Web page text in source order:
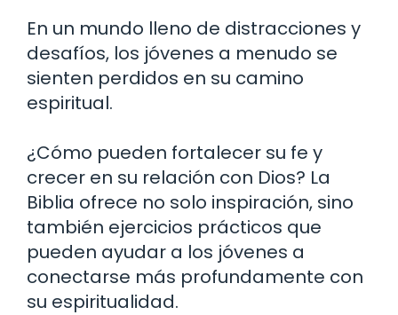
En un mundo lleno de distracciones y
desafíos, los jóvenes a menudo se
sienten perdidos en su camino
espiritual.
¿Cómo pueden fortalecer su fe y
crecer en su relación con Dios? La
Biblia ofrece no solo inspiración, sino
también ejercicios prácticos que
pueden ayudar a los jóvenes a
conectarse más profundamente con
su espiritualidad.